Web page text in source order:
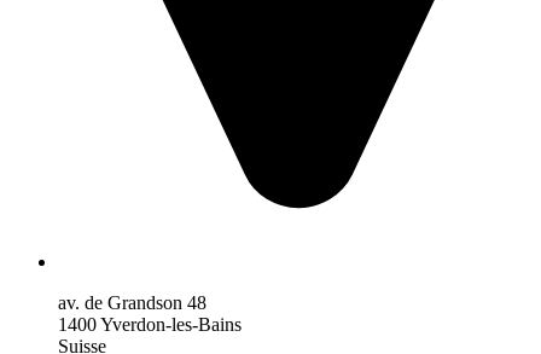
av. de Grandson 48
1400 Yverdon-les-Bains
Suisse